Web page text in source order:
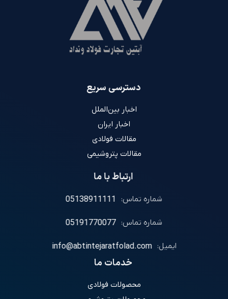
دسترسی سریع
اخبار بین‌الملل
اخبار ایران
مقالات فولادی
مقالات پتروشیمی
ارتباط با ما
شماره تماس: 05138911111
شماره تماس: 05191770077
ایمیل: info@abtintejaratfolad.com
خدمات ما
محصولات فولادی